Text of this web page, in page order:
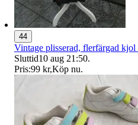
44
Vintage plisserad, flerfärgad
Sluttid10 aug 21:50.
Pris:99 kr,Köp nu.